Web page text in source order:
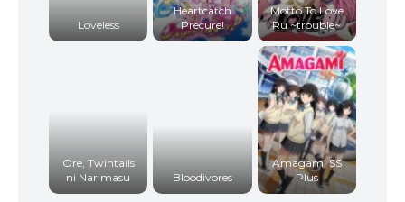
Loveless
Heartcatch
Precure!
Motto To Love
Ru ~trouble~
Ore, Twintails
ni Narimasu
Bloodivores
Amagami SS
Plus